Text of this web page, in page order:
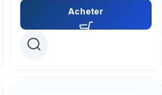
Acheter